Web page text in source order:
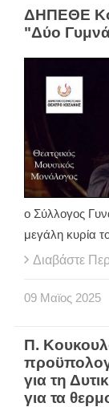
ΔΗΠΕΘΕ
"Δύο
ο Σύλλογος
μεγάλη κυρία
Διαβάστε
09 Μαϊος 2025
Π.
για τη
για τα